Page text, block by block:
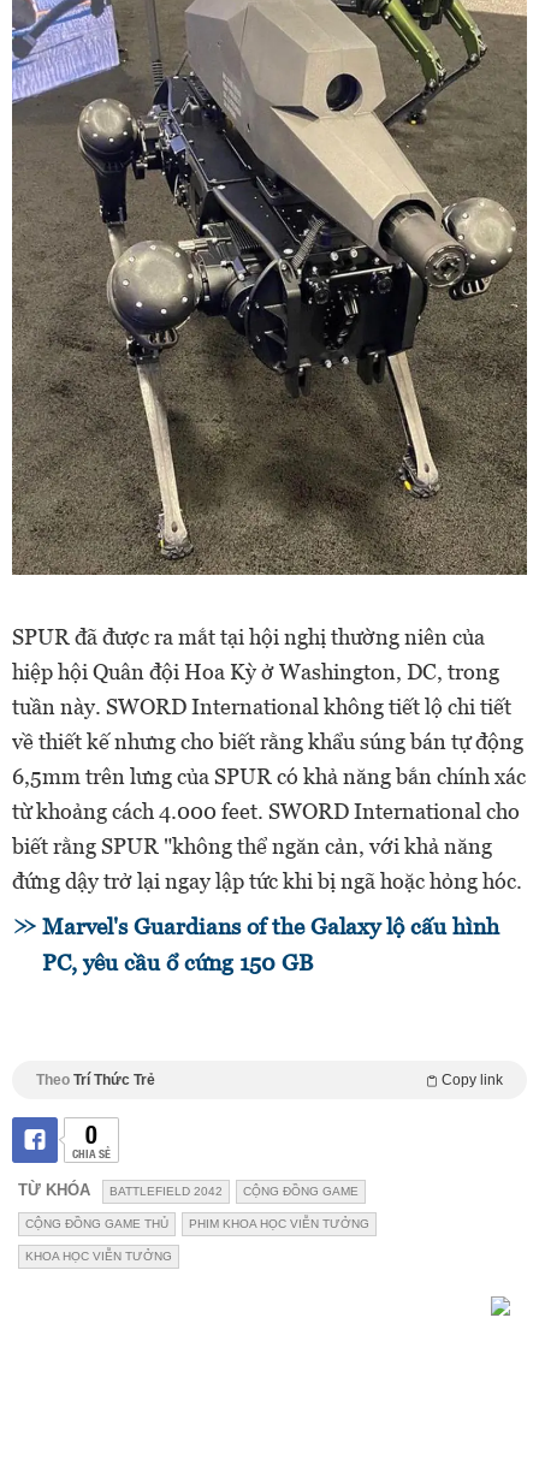
SPUR đã được ra mắt tại hội nghị thường niên của
hiệp hội Quân đội Hoa Kỳ ở Washington, DC, trong
tuần này. SWORD International không tiết lộ chi tiết
về thiết kế nhưng cho biết rằng khẩu súng bán tự động
6,5mm trên lưng của SPUR có khả năng bắn chính xác
từ khoảng cách 4.000 feet. SWORD International cho
biết rằng SPUR "không thể ngăn cản, với khả năng
đứng dậy trở lại ngay lập tức khi bị ngã hoặc hỏng hóc.
Marvel's Guardians of the Galaxy lộ cấu hình
PC, yêu cầu ổ cứng 150 GB
Theo Trí Thức Trẻ Copy link
0
CHIA SẺ
TỪ KHÓA BATTLEFIELD 2042 CỘNG ĐỒNG GAME
CỘNG ĐỒNG GAME THỦ PHIM KHOA HỌC VIỄN TƯỞNG
KHOA HỌC VIỄN TƯỞNG